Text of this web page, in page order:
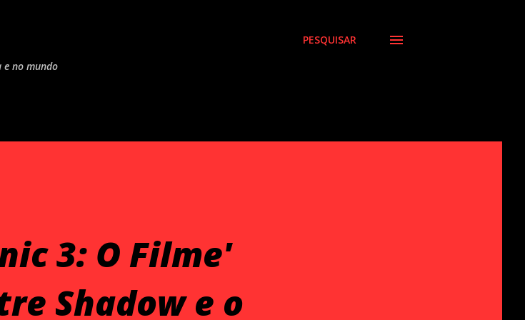
e no mundo
PESQUISAR
3: O Filme'
Shadow e o